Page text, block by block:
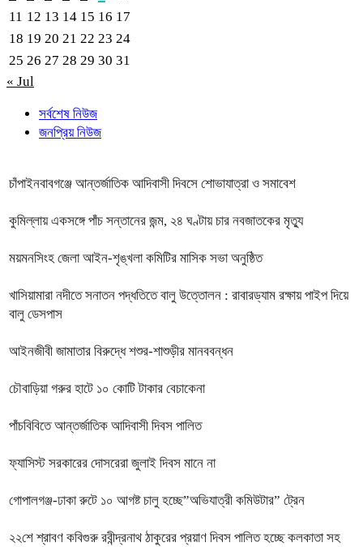
11 12 13 14 15 16 17
18 19 20 21 22 23 24
25 26 27 28 29 30 31
« Jul
সর্বশেষ নিউজ
জনপ্রিয় নিউজ
চাঁপাইনবাবগঞ্জে আন্তর্জাতিক আদিবাসী দিবসে শোভাযাত্রা ও সমাবেশ
কুমিল্লায় একসঙ্গে পাঁচ সন্তানের জন্ম, ২৪ ঘণ্টায় চার নবজাতকের মৃত্যু
ময়মনসিংহ জেলা আইন-শৃঙ্খলা কমিটির মাসিক সভা অনুষ্ঠিত
খাসিয়ামারা নদীতে সনাতন পদ্ধতিতে বালু উত্তোলন : রাবারড্যাম রক্ষায় পাইপ দিয়ে
বালু ডেসপাস
আইনজীবী জামাতার বিরুদ্ধে শশুর-শাশুড়ীর মানববন্ধন
চৌবাড়িয়া গরুর হাটে ১০ কোটি টাকার বেচাকেনা
পাঁচবিবিতে আন্তর্জাতিক আদিবাসী দিবস পালিত
ফ্যাসিস্ট সরকারের দোসরেরা জুলাই দিবস মানে না
গোপালগঞ্জ-ঢাকা রুটে ১০ আগষ্ট চালু হচ্ছে”অভিযাত্রী কমিউটার” ট্রেন
২২শে শ্রাবণ কবিগুরু রবীন্দ্রনাথ ঠাকুরের প্রয়াণ দিবস পালিত হচ্ছে কলকাতা সহ